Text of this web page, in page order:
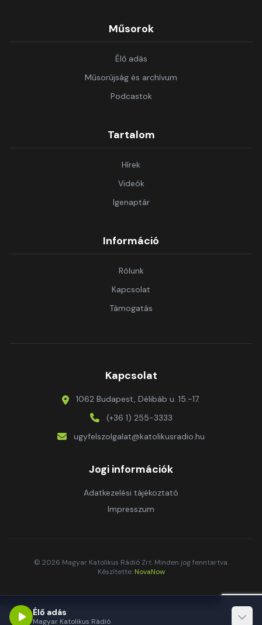
Műsorok
Élő adás
Műsorújság és archívum
Podcastok
Tartalom
Hírek
Videók
Igenaptár
Információ
Rólunk
Kapcsolat
Támogatás
Kapcsolat
1062 Budapest, Délibáb u. 15.-17.
(+36 1) 255-3333
ugyfelszolgalat@katolikusradio.hu
Jogi információk
Adatkezelési tájékoztató
Impresszum
© 2026 Magyar Katolikus Rádió Zrt. Minden jog fenntartva.
Készítette: NovaNow
Élő adás
Magyar Katolikus Rádió